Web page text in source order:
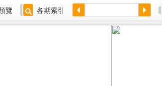
覽 各期索引